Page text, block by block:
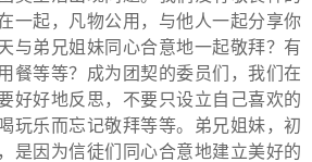
一起，凡物公用，与他人一起分享你
与弟兄姐妹同心合意地一起敬拜？有
餐等等？成为团契的委员们，我们在
好好地反思，不要只设立自己喜欢的
玩乐而忘记敬拜等等。弟兄姐妹，初
是因为信徒们同心合意地建立美好的